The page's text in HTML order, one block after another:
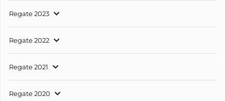
Regate 2023
Regate 2022
Regate 2021
Regate 2020